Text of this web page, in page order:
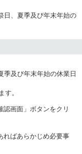
日、夏季及び年末年始の
及び年末年始の休業日
す。
画面」ボタンをクリ
ればあらかじめ必要事